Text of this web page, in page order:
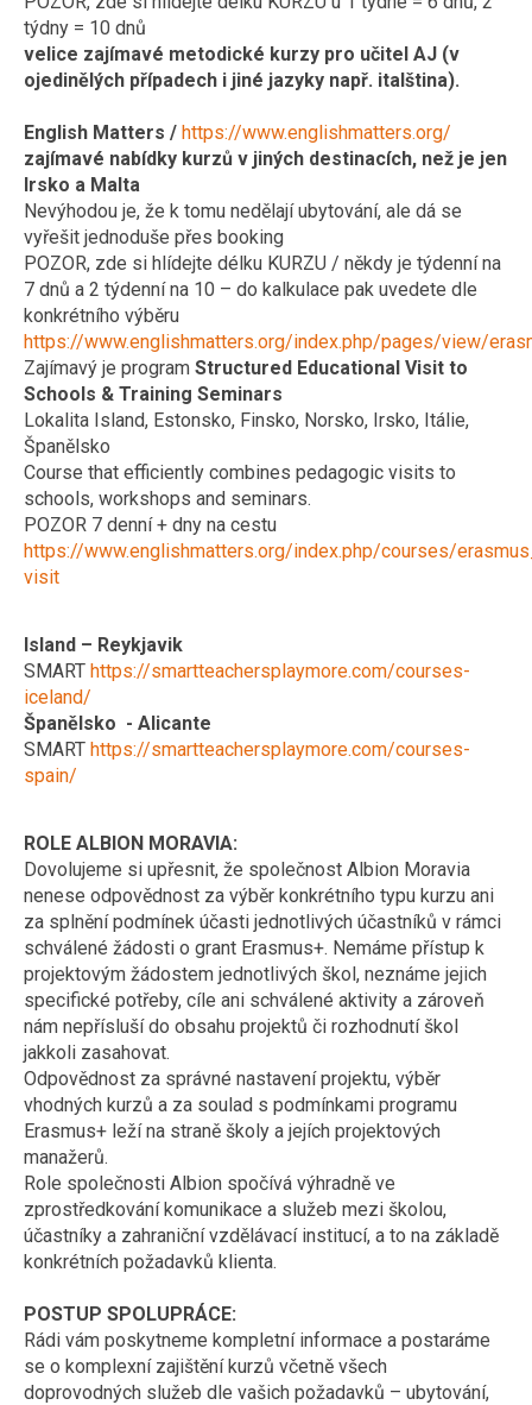
týdny = 10 dnů
velice zajímavé metodické kurzy pro učitel AJ (v
ojedinělých případech i jiné jazyky např. italština).
English Matters / https://www.englishmatters.org/
zajímavé nabídky kurzů v jiných destinacích, než je jen
Irsko a Malta
Nevýhodou je, že k tomu nedělají ubytování, ale dá se
vyřešit jednoduše přes booking
POZOR, zde si hlídejte délku KURZU / někdy je týdenní na
7 dnů a 2 týdenní na 10 – do kalkulace pak uvedete dle
konkrétního výběru
https://www.englishmatters.org/index.php/pages/view/
Zajímavý je program Structured Educational Visit to
Schools & Training Seminars
Lokalita Island, Estonsko, Finsko, Norsko, Irsko, Itálie,
Španělsko
Course that efficiently combines pedagogic visits to
schools, workshops and seminars.
POZOR 7 denní + dny na cestu
https://www.englishmatters.org/index.php/courses/
visit
Island – Reykjavik
SMART https://smartteachersplaymore.com/courses-
iceland/
Španělsko - Alicante
SMART https://smartteachersplaymore.com/courses-
spain/
ROLE ALBION MORAVIA:
Dovolujeme si upřesnit, že společnost Albion Moravia
nenese odpovědnost za výběr konkrétního typu kurzu ani
za splnění podmínek účasti jednotlivých účastníků v rámci
schválené žádosti o grant Erasmus+. Nemáme přístup k
projektovým žádostem jednotlivých škol, neznáme jejich
specifické potřeby, cíle ani schválené aktivity a zároveň
nám nepřísluší do obsahu projektů či rozhodnutí škol
jakkoli zasahovat.
Odpovědnost za správné nastavení projektu, výběr
vhodných kurzů a za soulad s podmínkami programu
Erasmus+ leží na straně školy a jejích projektových
manažerů.
Role společnosti Albion spočívá výhradně ve
zprostředkování komunikace a služeb mezi školou,
účastníky a zahraniční vzdělávací institucí, a to na základě
konkrétních požadavků klienta.
POSTUP SPOLUPRÁCE:
Rádi vám poskytneme kompletní informace a postaráme
se o komplexní zajištění kurzů včetně všech
doprovodných služeb dle vašich požadavků – ubytování,